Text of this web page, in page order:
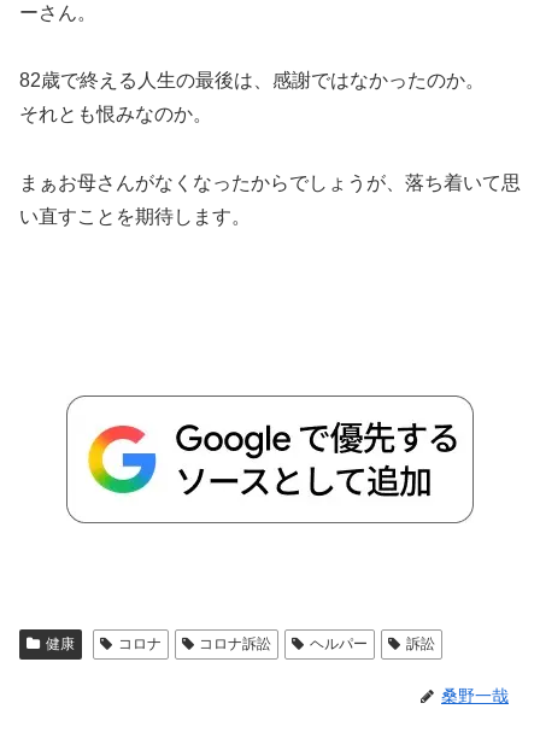
ーさん。
82歳で終える人生の最後は、感謝ではなかったのか。
それとも恨みなのか。
まぁお母さんがなくなったからでしょうが、落ち着いて思
い直すことを期待します。
健康 コロナ コロナ訴訟 ヘルパー 訴訟
桑野一哉